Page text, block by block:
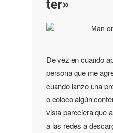
De vez en cuando
persona que me
cuando lanzo una
o coloco algún
vista pareciera que
a las redes a